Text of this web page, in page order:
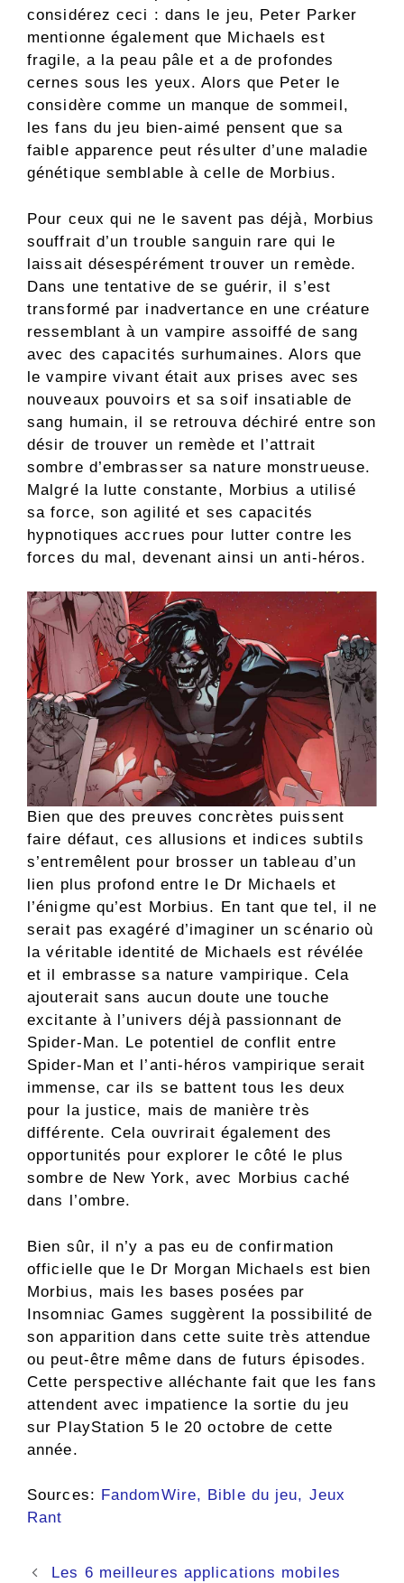
considérez ceci : dans le jeu, Peter Parker
mentionne également que Michaels est
fragile, a la peau pâle et a de profondes
cernes sous les yeux. Alors que Peter le
considère comme un manque de sommeil,
les fans du jeu bien-aimé pensent que sa
faible apparence peut résulter d’une maladie
génétique semblable à celle de Morbius.
Pour ceux qui ne le savent pas déjà, Morbius
souffrait d’un trouble sanguin rare qui le
laissait désespérément trouver un remède.
Dans une tentative de se guérir, il s’est
transformé par inadvertance en une créature
ressemblant à un vampire assoiffé de sang
avec des capacités surhumaines. Alors que
le vampire vivant était aux prises avec ses
nouveaux pouvoirs et sa soif insatiable de
sang humain, il se retrouva déchiré entre son
désir de trouver un remède et l’attrait
sombre d’embrasser sa nature monstrueuse.
Malgré la lutte constante, Morbius a utilisé
sa force, son agilité et ses capacités
hypnotiques accrues pour lutter contre les
forces du mal, devenant ainsi un anti-héros.
Bien que des preuves concrètes puissent
faire défaut, ces allusions et indices subtils
s’entremêlent pour brosser un tableau d’un
lien plus profond entre le Dr Michaels et
l’énigme qu’est Morbius. En tant que tel, il ne
serait pas exagéré d’imaginer un scénario où
la véritable identité de Michaels est révélée
et il embrasse sa nature vampirique. Cela
ajouterait sans aucun doute une touche
excitante à l’univers déjà passionnant de
Spider-Man. Le potentiel de conflit entre
Spider-Man et l’anti-héros vampirique serait
immense, car ils se battent tous les deux
pour la justice, mais de manière très
différente. Cela ouvrirait également des
opportunités pour explorer le côté le plus
sombre de New York, avec Morbius caché
dans l’ombre.
Bien sûr, il n’y a pas eu de confirmation
officielle que le Dr Morgan Michaels est bien
Morbius, mais les bases posées par
Insomniac Games suggèrent la possibilité de
son apparition dans cette suite très attendue
ou peut-être même dans de futurs épisodes.
Cette perspective alléchante fait que les fans
attendent avec impatience la sortie du jeu
sur PlayStation 5 le 20 octobre de cette
année.
Sources: FandomWire, Bible du jeu, Jeux
Rant
Navigation
Les 6 meilleures applications mobiles